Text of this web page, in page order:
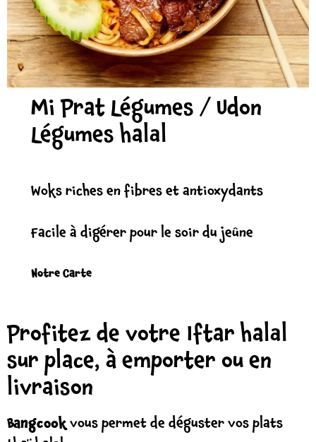
Mi Prat Légumes / Udon
Légumes halal
Woks riches en fibres et antioxydants
Facile à digérer pour le soir du jeûne
Notre Carte
Profitez de votre Iftar halal
sur place, à emporter ou en
livraison
Bangcookvous permet de déguster vos plats